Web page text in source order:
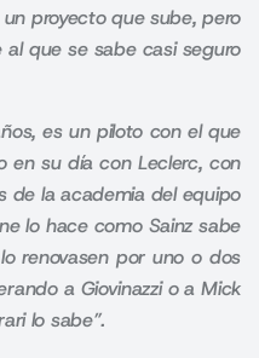
proyecto que sube, pero
que se sabe casi seguro
es un piloto con el que
en su día con Leclerc, con
de la academia del equipo
lo hace como Sainz sabe
renovasen por uno o dos
a Giovinazzi o a Mick
lo sabe”.